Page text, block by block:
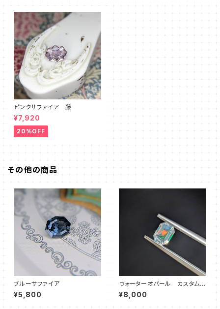
ピンクサファイア 藤
¥7,920
20%OFF
その他の商品
ブルーサファイア
¥5,800
ウォーターオパール カスタムカ
ット
¥8,000